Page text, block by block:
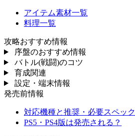
アイテム素材一覧
料理一覧
攻略おすすめ情報
序盤のおすすめ情報
バトル(戦闘)のコツ
育成関連
設定・端末情報
発売前情報
対応機種と推奨・必要スペック
PS5・PS4版は発売される？